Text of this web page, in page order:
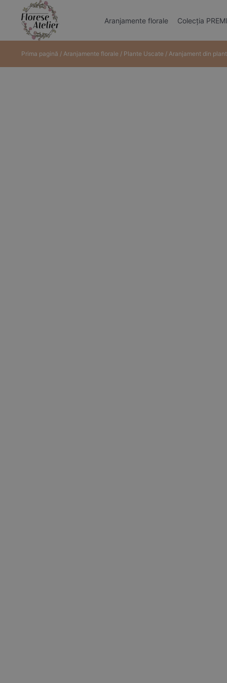
Aranjamente florale Colecția
Prima pagină / Aranjamente florale / Plante Uscate / Aranjament din